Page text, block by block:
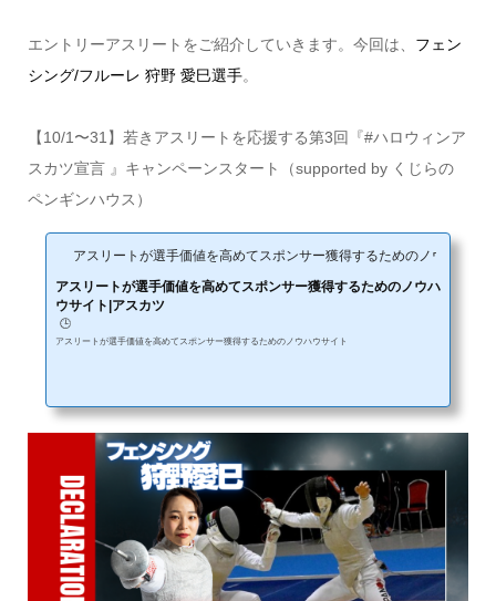
エントリーアスリートをご紹介していきます。今回は、 フェン
シング/フルーレ 狩野 愛巳選手。
【10/1〜31】若きアスリートを応援する第3回『#ハロウィンア
スカツ宣言 』キャンペーンスタート（supported by くじらの
ペンギンハウス）
アスリートが選手価値を高めてスポンサー獲得するためのノウハウサ
アスリートが選手価値を高めてスポンサー獲得するためのノウハ
ウサイト|アスカツ
🕒️
アスリートが選手価値を高めてスポンサー獲得するためのノウハウサイト